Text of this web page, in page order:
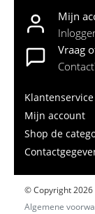
Mijn
Vraag
Klantenservice
Mijn account
Shop de
© Copyright 2026
Algemene